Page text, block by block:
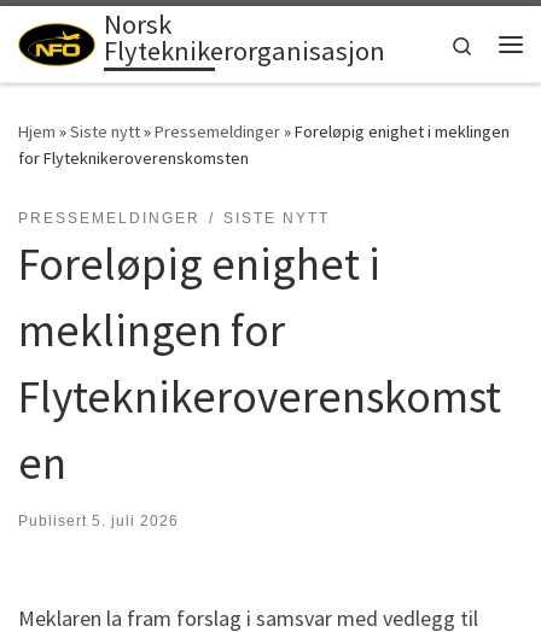
Skip to content
Norsk
Flyteknikerorganisasjon
Search
Hjem »Siste nytt»Pressemeldinger»Foreløpig enighet i meklingen
for Flyteknikeroverenskomsten
PRESSEMELDINGER SISTE NYTT
Foreløpig enighet i
meklingen for
Flyteknikeroverenskomst
en
Publisert 5. juli 2026
Meklaren la fram forslag i samsvar med vedlegg til